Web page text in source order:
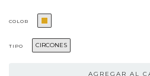
COLOR
TIPO CIRCONES